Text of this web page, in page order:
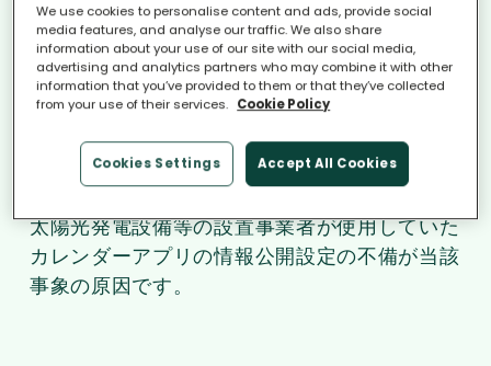
この度、弊社が運営する「みんなのおうちに太
陽光」事業におきまして、事業にご登録いただ
いた方(47名様)の氏名および居住地域情報が
インターネット上で閲覧可能な状態になってし
まうという事案が発生いたしました。
太陽光発電設備等の設置事業者が使用していた
カレンダーアプリの情報公開設定の不備が当該
事象の原因です。
We use cookies to personalise content and ads, provide social
media features, and analyse our traffic. We also share
information about your use of our site with our social media,
advertising and analytics partners who may combine it with other
information that you’ve provided to them or that they’ve collected
from your use of their services. Cookie Policy
Cookies Settings Accept All Cookies